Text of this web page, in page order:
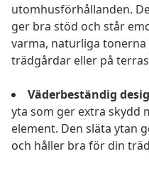
utomhusförhållanden.
ger bra stöd och står
varma, naturliga tonerna
trädgårdar eller på
Väderbeständig
yta som ger extra skydd
element. Den släta ytan
och håller bra för din